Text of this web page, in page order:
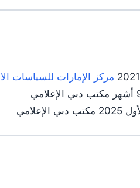
مركز الإمارات للسياسات